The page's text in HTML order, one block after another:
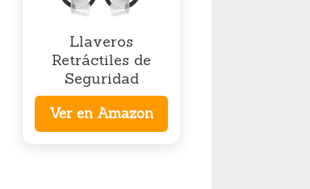
Llaveros
Retráctiles de
Seguridad
Ver en Amazon